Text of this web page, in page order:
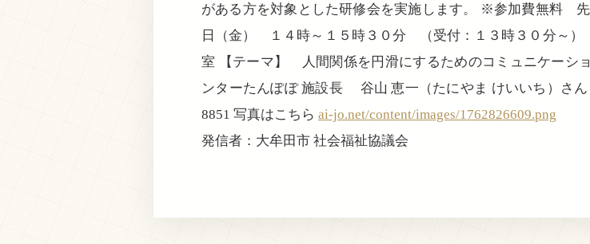
がある方を対象とした研修会を実施します。 ※参加費無料
日（金） １４時～１５時３０分 （受付：１３時３０分～
室 【テーマ】 人間関係を円滑にするためのコミュニケー
ンターたんぽぽ 施設長 谷山 恵一（たにやま けいいち）
8851 写真はこちら ai-jo.net/content/images/1762826609.png
発信者：大牟田市 社会福祉協議会